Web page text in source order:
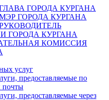
ГОРОДА КУРГАНА
ГОРОДА КУРГАНА
ГОРОДА КУРГАНА
КОМИССИЯ
услуг
предоставляемые по
почты
предоставляемые через